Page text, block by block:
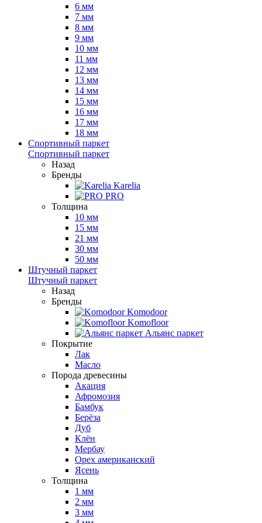
6 мм
7 мм
8 мм
9 мм
10 мм
11 мм
12 мм
13 мм
14 мм
15 мм
16 мм
17 мм
18 мм
Спортивный паркет
Спортивный паркет
Назад
Бренды
Karelia
PRO
Толщина
10 мм
15 мм
21 мм
30 мм
50 мм
Штучный паркет
Штучный паркет
Назад
Бренды
Komodoor
Komofloor
Альянс паркет
Покрытие
Лак
Масло
Порода древесины
Акация
Афромозия
Бамбук
Берёза
Дуб
Клён
Мербау
Орех американский
Ясень
Толщина
1 мм
2 мм
3 мм